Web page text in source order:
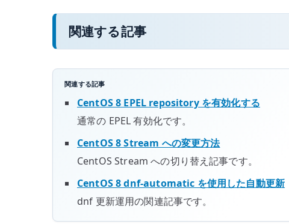
関連する記事
関連する記事
CentOS 8 EPEL repository を有効化する
通常の EPEL 有効化です。
CentOS 8 Stream への変更方法
CentOS Stream への切り替え記事です。
CentOS 8 dnf-automatic を使用した自動更新
dnf 更新運用の関連記事です。